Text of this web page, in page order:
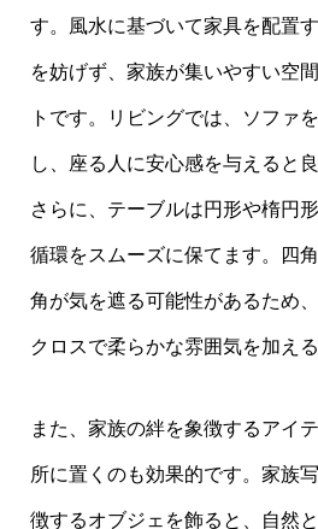
す。風水に基づいて家具を配置
を妨げず、家族が集いやすい空
トです。リビングでは、ソファ
し、座る人に安心感を与えると
さらに、テーブルは円形や楕円
循環をスムーズに保てます。四
角が気を遮る可能性があるため
クロスで柔らかな雰囲気を加え
また、家族の絆を象徴するアイ
所に置くのも効果的です。家族
徴するオブジェを飾ると、自然